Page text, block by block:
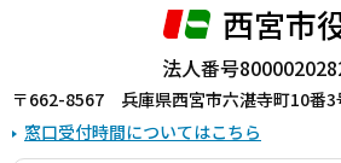
西宮市
法人番号
〒662-8567 兵庫県西宮市六湛寺町10番3
窓口受付時間についてはこちら